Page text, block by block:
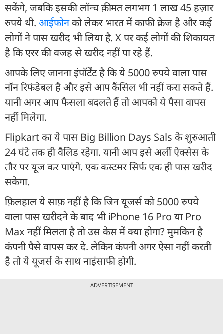
सकेंगे, जबकि इसकी लॉन्च क़ीमत लगभग 1 लाख 45 हज़ार
रुपये थी. आईफोनको लेकर भारत में काफी क्रेज है और कई
लोगों ने पास खरीद भी लिया है. X पर कई लोगों की शिकायत
है कि एरर की वजह से खरीद नहीं पा रहे हैं.
आपके लिए जानना इंपॉर्टेंट है कि ये 5000 रुपये वाला पास
नॉन रिफंडेबल है और इसे आप कैंसिल भी नहीं करा सकते हैं.
यानी अगर आप फैसला बदलते हैं तो आपको ये पैसा वापस
नहीं मिलेगा.
Flipkart का ये पास Big Billion Days Sals के शुरुआती
24 घंटे तक ही वैलिड रहेगा. यानी आप इसे अर्ली ऐक्सेस के
तौर पर यूज कर पाएंगे. एक कस्टमर सिर्फ एक ही पास खरीद
सकेगा.
फ़िलहाल ये साफ़ नहीं है कि जिन यूजर्स को 5000 रुपये
वाला पास खरीदने के बाद भी iPhone 16 Pro या Pro
Max नहीं मिलता है तो उस केस में क्या होगा? मुमकिन है
कंपनी पैसे वापस कर दे. लेकिन कंपनी अगर ऐसा नहीं करती
है तो ये यूजर्स के साथ नाइंसाफी होगी.
ADVERTISEMENT